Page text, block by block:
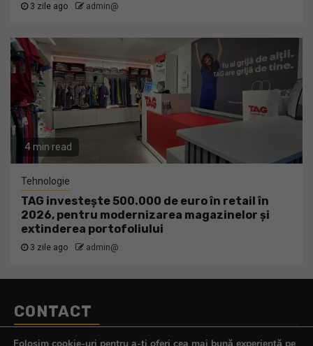
3 zile ago admin@
4 min read
Tehnologie
TAG investește 500.000 de euro în retail în
2026, pentru modernizarea magazinelor și
extinderea portofoliului
3 zile ago admin@
CONTACT
Telefon: 0770.290.165